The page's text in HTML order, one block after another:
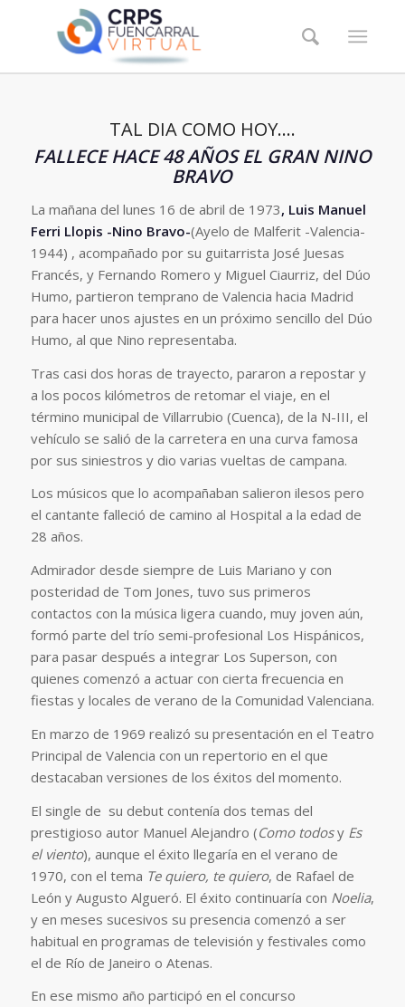
TAL DIA COMO HOY….
FALLECE HACE 48 AÑOS EL GRAN NINO
BRAVO
La mañana del lunes 16 de abril de 1973, Luis Manuel
Ferri Llopis -Nino Bravo-(Ayelo de Malferit -Valencia-
1944) , acompañado por su guitarrista José Juesas
Francés, y Fernando Romero y Miguel Ciaurriz, del Dúo
Humo, partieron temprano de Valencia hacia Madrid
para hacer unos ajustes en un próximo sencillo del Dúo
Humo, al que Nino representaba.
Tras casi dos horas de trayecto, pararon a repostar y
a los pocos kilómetros de retomar el viaje, en el
término municipal de Villarrubio (Cuenca), de la N-III, el
vehículo se salió de la carretera en una curva famosa
por sus siniestros y dio varias vueltas de campana.
Los músicos que lo acompañaban salieron ilesos pero
el cantante falleció de camino al Hospital a la edad de
28 años.
Admirador desde siempre de Luis Mariano y con
posteridad de Tom Jones, tuvo sus primeros
contactos con la música ligera cuando, muy joven aún,
formó parte del trío semi-profesional Los Hispánicos,
para pasar después a integrar Los Superson, con
quienes comenzó a actuar con cierta frecuencia en
fiestas y locales de verano de la Comunidad Valenciana.
En marzo de 1969 realizó su presentación en el Teatro
Principal de Valencia con un repertorio en el que
destacaban versiones de los éxitos del momento.
El single de su debut contenía dos temas del
prestigioso autor Manuel Alejandro (Como todosy Es
el viento), aunque el éxito llegaría en el verano de
1970, con el tema Te quiero, te quiero, de Rafael de
León y Augusto Algueró. El éxito continuaría con Noelia,
y en meses sucesivos su presencia comenzó a ser
habitual en programas de televisión y festivales como
el de Río de Janeiro o Atenas.
En ese mismo año participó en el concurso